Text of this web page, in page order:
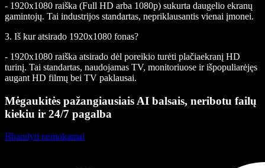
- 1920x1080 raiška (Full HD arba 1080p) sukurta daugelio ekranų
gamintojų. Tai industrijos standartas, nepriklausantis vienai įmonei.
3. Iš kur atsirado 1920x1080 fonas?
- 1920x1080 raiška atsirado dėl poreikio turėti plačiaekranį HD
turinį. Tai standartas, naudojamas TV, monitoriuose ir išpopuliarėjęs
augant HD filmų bei TV paklausai.
Mėgaukitės pažangiausiais AI balsais, neribotu failų
kiekiu ir 24/7 pagalba
Išbandyti nemokamai